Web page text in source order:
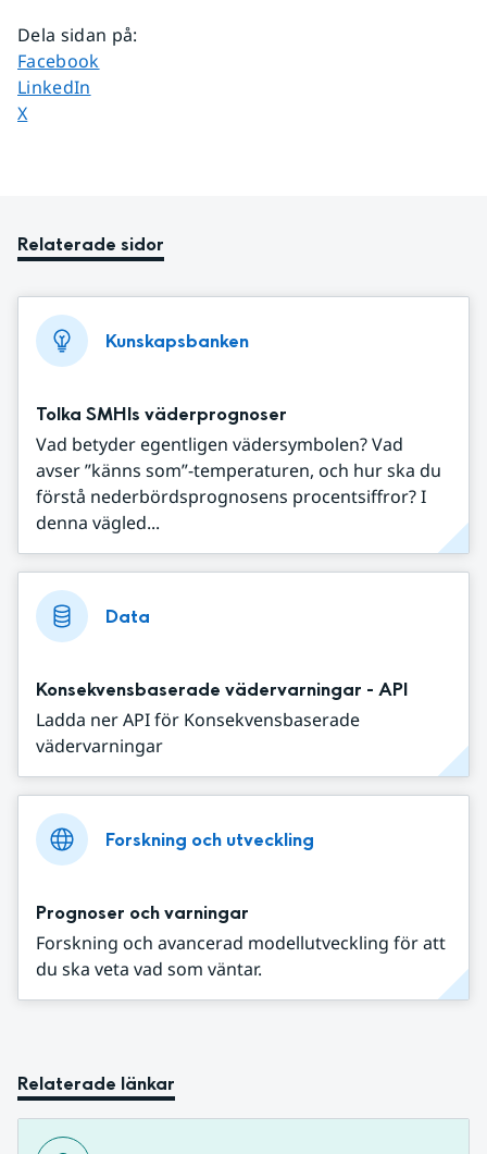
Dela sidan på:
Dela sidan på
Facebook
Dela sidan på
LinkedIn
Dela sidan på
X
Relaterade sidor
Kunskapsbanken
Tolka SMHIs väderprognoser
Vad betyder egentligen vädersymbolen? Vad
avser ”känns som”-temperaturen, och hur ska du
förstå nederbördsprognosens procentsiffror? I
denna vägled...
Data
Konsekvensbaserade vädervarningar - API
Ladda ner API för Konsekvensbaserade
vädervarningar
Forskning och utveckling
Prognoser och varningar
Forskning och avancerad modellutveckling för att
du ska veta vad som väntar.
Relaterade länkar